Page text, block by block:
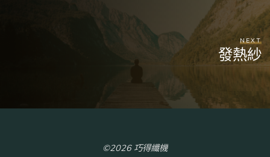
NEXT
發熱紗
©2026 巧得纖機